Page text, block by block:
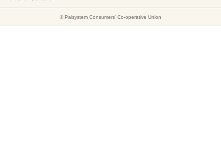
© Palsystem Consumers' Co-operative Union